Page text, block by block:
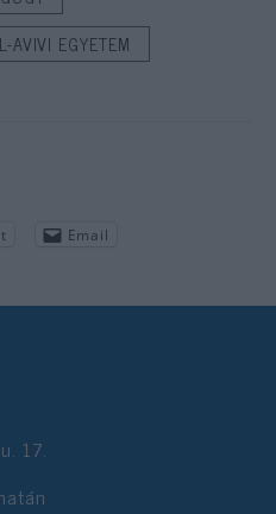
AVIVI EGYETEM
Email
17.